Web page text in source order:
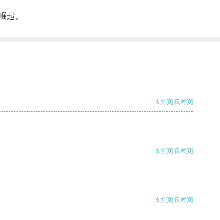
起。
支持[0] 反对[0]
支持[0] 反对[0]
支持[0] 反对[0]